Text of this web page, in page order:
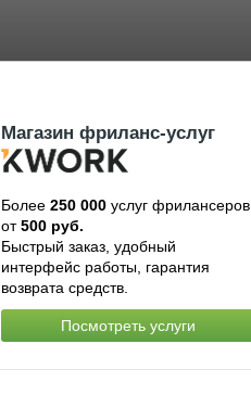
Магазин фриланс-услуг
Более 250 000услуг фрилансеров
от500 руб.
Быстрый заказ, удобный
интерфейс работы, гарантия
возврата средств.
Посмотреть услуги